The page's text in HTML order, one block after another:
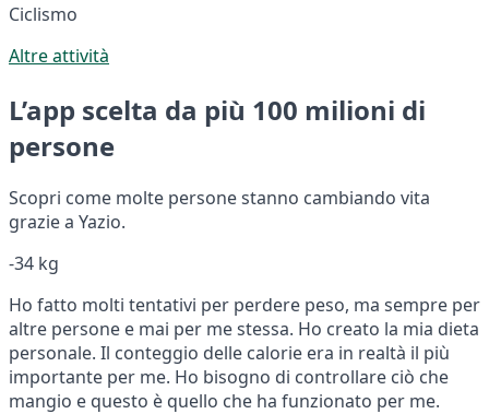
Ciclismo
Altre attività
L’app scelta da più 100 milioni di
persone
Scopri come molte persone stanno cambiando vita
grazie a Yazio.
-34 kg
Ho fatto molti tentativi per perdere peso, ma sempre per
altre persone e mai per me stessa. Ho creato la mia dieta
personale. Il conteggio delle calorie era in realtà il più
importante per me. Ho bisogno di controllare ciò che
mangio e questo è quello che ha funzionato per me.